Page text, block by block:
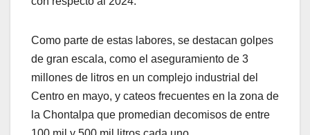
Como parte de estas labores, se destacan golpes
de gran escala, como el aseguramiento de 3
millones de litros en un complejo industrial del
Centro en mayo, y cateos frecuentes en la zona de
la Chontalpa que promedian decomisos de entre